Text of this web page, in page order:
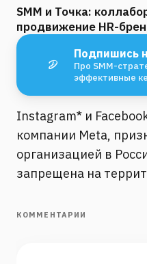
SMM и Точка:
продвижение HR-
Подпишись
Про SMM-
эффективные
Instagram* и
компании Meta,
организацией в
запрещена на
КОММЕНТАРИИ